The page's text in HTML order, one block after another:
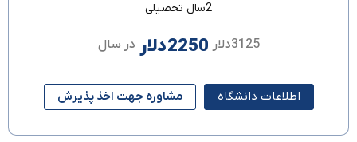
2سال تحصیلی
3125دلار 2250دلار در سال
اطلاعات دانشگاه مشاوره جهت اخذ پذیرش